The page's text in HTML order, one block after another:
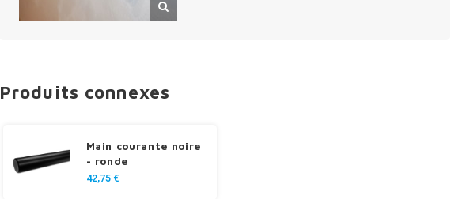
Produits connexes
Main courante noire
- ronde
42,75 €